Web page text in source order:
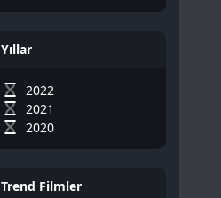
Yıllar
2022
2021
2020
Trend Filmler